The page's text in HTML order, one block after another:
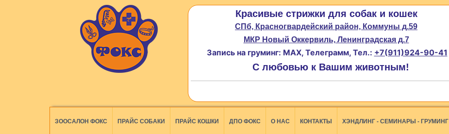
Красивые стрижки для собак и кошек
СПб, Красногвардейский район, Коммуны д.59
МКР Новый Оккервиль, Ленинградская д.7
Запись на груминг: MAX, Телеграмм, Тел.: +7(911)924-90-41
С любовью к Вашим животным!
ЗООСАЛОН ФОКС ПРАЙС СОБАКИ ПРАЙС КОШКИ ДПО ФОКС О НАС КОНТАКТЫ ХЭНДЛИНГ - СЕМИНАРЫ - ГРУМИНГ